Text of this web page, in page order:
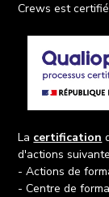
Crews est
La certification
d'actions
- Actions de
- Centre de